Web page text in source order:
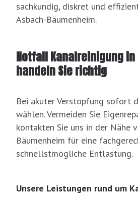
sachkundig, diskret und
Asbach-Bäumenheim.
Notfall Kanalreinigung in
handeln Sie richtig
Bei akuter Verstopfung sofort
wählen. Vermeiden Sie
kontakten Sie uns in der Nähe
Bäumenheim für eine
schnellstmögliche Entlastung.
Unsere Leistungen rund um